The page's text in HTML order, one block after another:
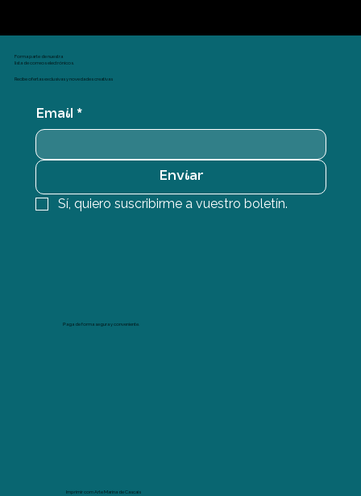
Forma parte de nuestra
lista de correos electrónicos.
Recibe ofertas exclusivas y novedades creativas
Email *
Enviar
Sí, quiero suscribirme a vuestro boletín.
Paga de forma segura y conveniente.
Imprimir com Arte Marina de Cascais